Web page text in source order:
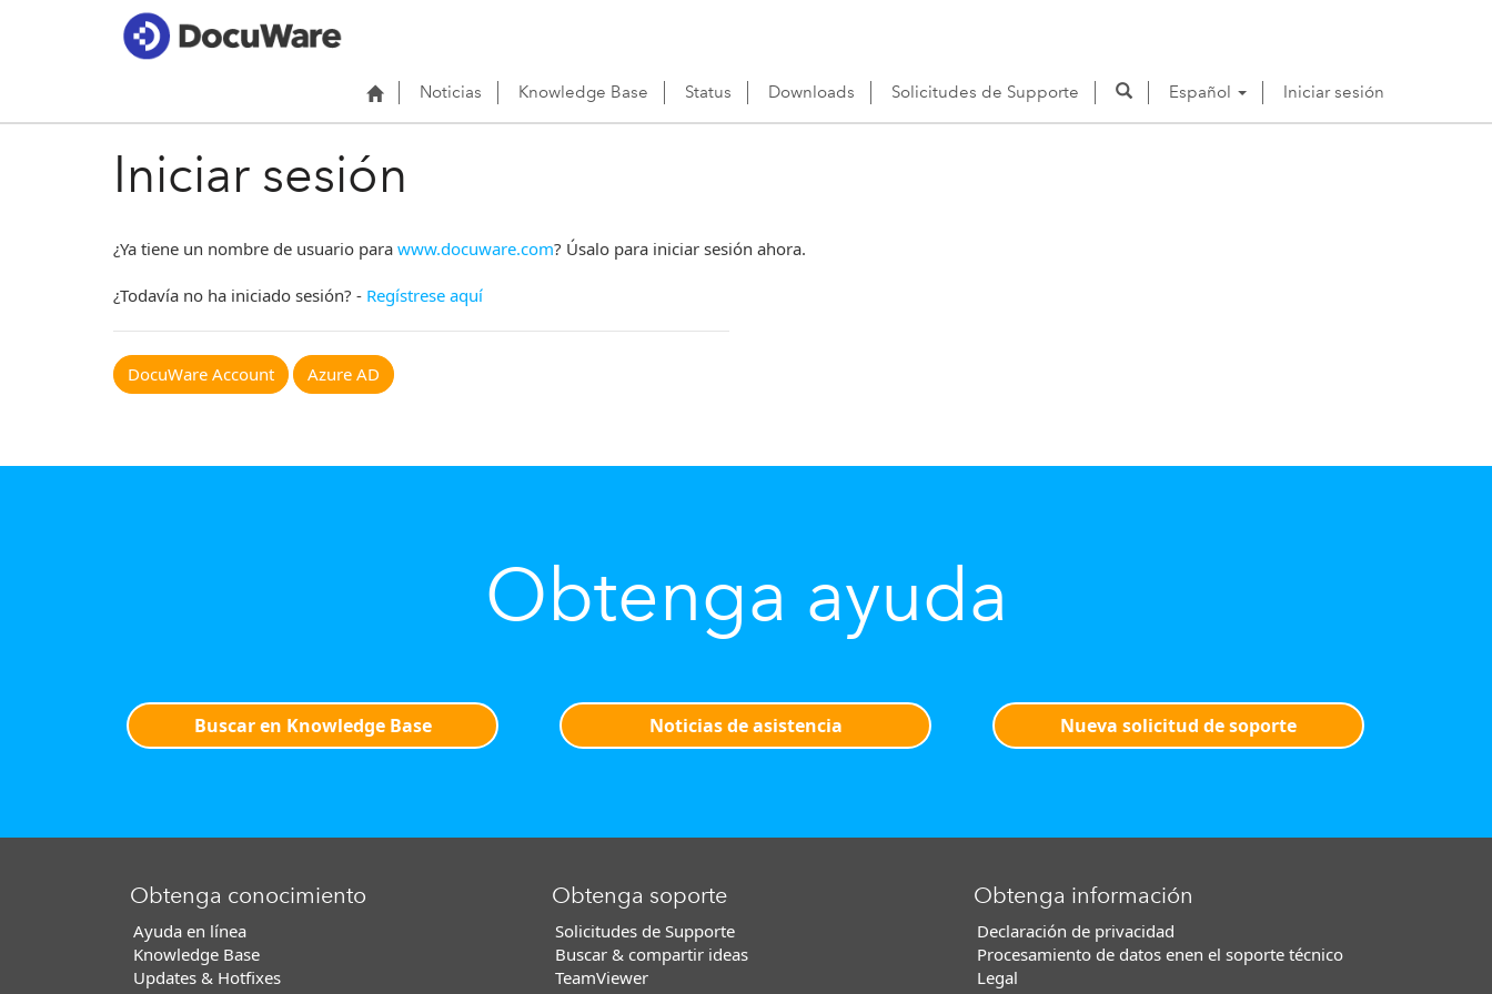
Noticias Knowledge Base Status Downloads Solicitudes de Supporte Español Iniciar sesión
Iniciar sesión
¿Ya tiene un nombre de usuario para www.docuware.com? Úsalo para iniciar sesión ahora.
¿Todavía no ha iniciado sesión? - Regístrese aquí
DocuWare Account Azure AD
Obtenga ayuda
Buscar en Knowledge Base Noticias de asistencia Nueva solicitud de soporte
Obtenga conocimiento
Ayuda en línea
Knowledge Base
Updates & Hotfixes
Obtenga soporte
Solicitudes de Supporte
Buscar & compartir ideas
TeamViewer
Obtenga información
Declaración de privacidad
Procesamiento de datos enen el soporte técnico
Legal